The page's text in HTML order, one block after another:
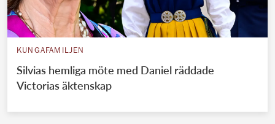
KUNGAFAMILJEN
Silvias hemliga möte med Daniel räddade
Victorias äktenskap